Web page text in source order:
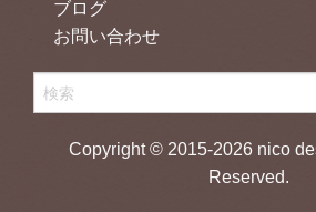
ブログ
お問い合わせ
Copyright © 2015-2026 nico
Reserved.